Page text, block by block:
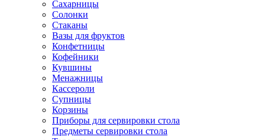
Сахарницы
Солонки
Стаканы
Вазы для фруктов
Конфетницы
Кофейники
Кувшины
Менажницы
Кассероли
Супницы
Корзины
Приборы для сервировки стола
Предметы сервировки стола